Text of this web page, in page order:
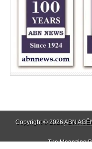
Copyright © 2026ABN
The Magazine